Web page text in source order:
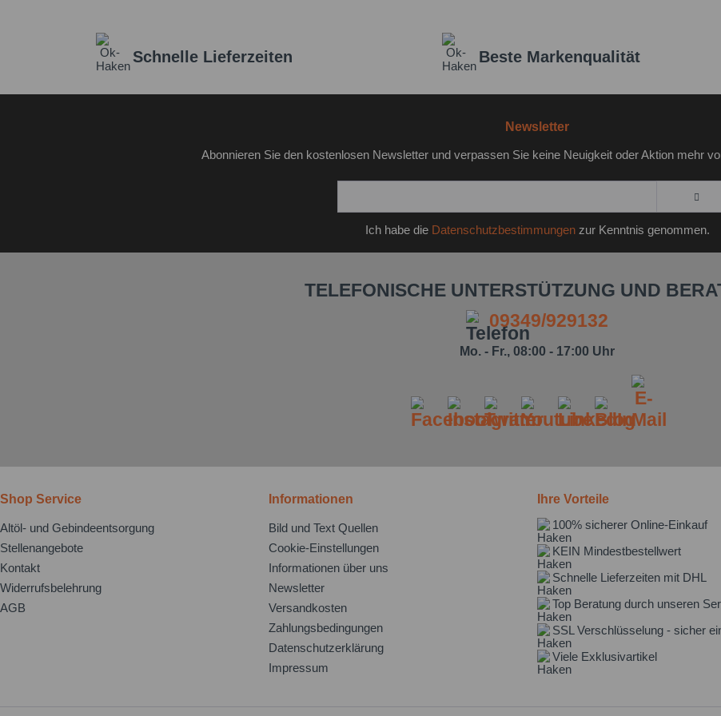
Schnelle Lieferzeiten Beste Markenqualität
Newsletter
Abonnieren Sie den kostenlosen Newsletter und verpassen Sie keine Neuigkeit oder Aktion mehr
Ich habe die Datenschutzbestimmungenzur Kenntnis genommen.
TELEFONISCHE UNTERSTÜTZUNG UND
09349/929132
Mo. - Fr., 08:00 - 17:00 Uhr
Shop Service
Altöl- und Gebindeentsorgung
Stellenangebote
Kontakt
Widerrufsbelehrung
AGB
Informationen
Bild und Text Quellen
Cookie-Einstellungen
Informationen über uns
Newsletter
Versandkosten
Zahlungsbedingungen
Datenschutzerklärung
Impressum
Ihre Vorteile
100% sicherer Online-Einkauf
KEIN Mindestbestellwert
Schnelle Lieferzeiten mit DHL
Top Beratung durch unseren
SSL Verschlüsselung - sicher
Viele Exklusivartikel